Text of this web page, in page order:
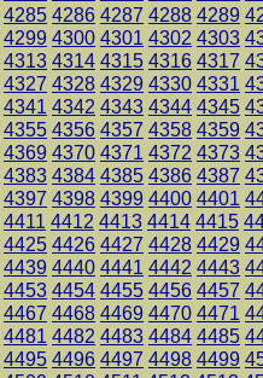
4285 4286 4287 4288 4289
4299 4300 4301 4302 4303
4313 4314 4315 4316 4317
4327 4328 4329 4330 4331
4341 4342 4343 4344 4345
4355 4356 4357 4358 4359
4369 4370 4371 4372 4373
4383 4384 4385 4386 4387
4397 4398 4399 4400 4401
4411 4412 4413 4414 4415
4425 4426 4427 4428 4429
4439 4440 4441 4442 4443
4453 4454 4455 4456 4457
4467 4468 4469 4470 4471
4481 4482 4483 4484 4485
4495 4496 4497 4498 4499